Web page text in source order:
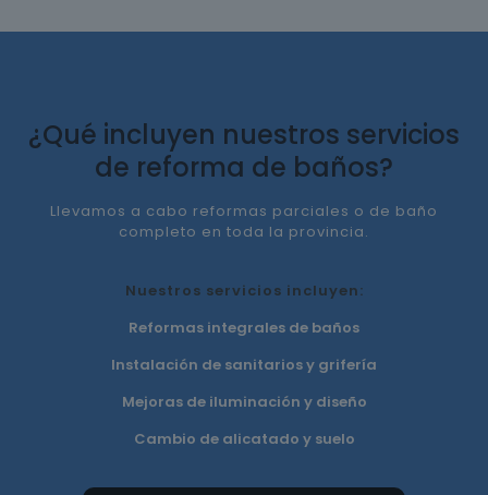
¿Qué incluyen nuestros servicios
de reforma de baños?
Llevamos a cabo reformas parciales o de baño
completo en toda la provincia.
Nuestros servicios incluyen:
Reformas integrales de baños
Instalación de sanitarios y grifería
Mejoras de iluminación y diseño
Cambio de alicatado y suelo